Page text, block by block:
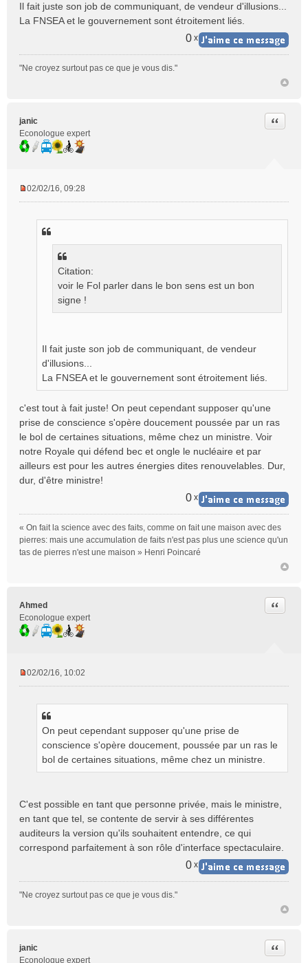
o
n
Il fait juste son job de communiquant, de vendeur d'illusions...
La FNSEA et le gouvernement sont étroitement liés.
0 x
"Ne croyez surtout pas ce que je vous dis."
janic
Econologue expert
Citer
02/02/16, 09:28
Citation:
voir le Fol parler dans le bon sens est un bon
signe !
Il fait juste son job de communiquant, de vendeur
d'illusions...
La FNSEA et le gouvernement sont étroitement liés.
c'est tout à fait juste! On peut cependant supposer qu'une
prise de conscience s'opère doucement poussée par un ras
le bol de certaines situations, même chez un ministre. Voir
notre Royale qui défend bec et ongle le nucléaire et par
ailleurs est pour les autres énergies dites renouvelables. Dur,
dur, d'être ministre!
0 x
« On fait la science avec des faits, comme on fait une maison avec des
pierres: mais une accumulation de faits n'est pas plus une science qu'un
tas de pierres n'est une maison » Henri Poincaré
Ahmed
Econologue expert
Citer
l
u
02/02/16, 10:02
On peut cependant supposer qu'une prise de
conscience s'opère doucement, poussée par un ras le
bol de certaines situations, même chez un ministre.
C'est possible en tant que personne privée, mais le ministre,
en tant que tel, se contente de servir à ses différentes
auditeurs la version qu'ils souhaitent entendre, ce qui
correspond parfaitement à son rôle d'interface spectaculaire.
0 x
"Ne croyez surtout pas ce que je vous dis."
janic
Econologue expert
Citer